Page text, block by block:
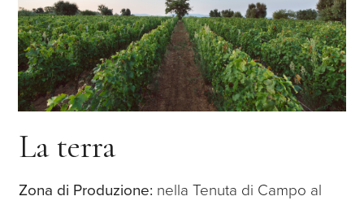
La terra
Zona di Produzione: nella Tenuta di Campo al